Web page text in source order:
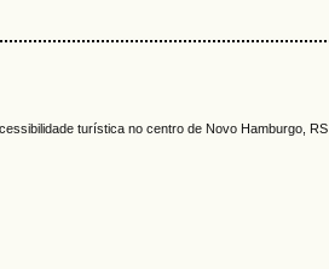
turística no centro de Novo Hamburgo, RS